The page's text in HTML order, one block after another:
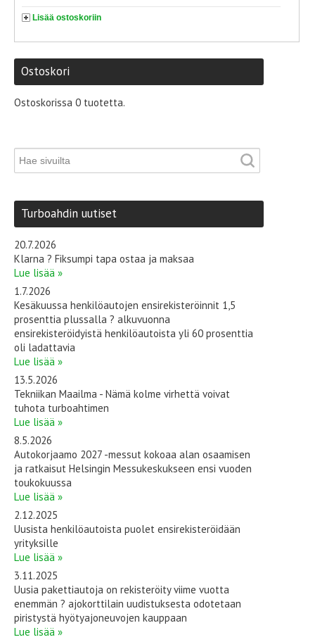
Lisää ostoskoriin
Ostoskori
Ostoskorissa 0 tuotetta.
Turboahdin uutiset
20.7.2026
Klarna ? Fiksumpi tapa ostaa ja maksaa
Lue lisää »
1.7.2026
Kesäkuussa henkilöautojen ensirekisteröinnit 1,5
prosenttia plussalla ? alkuvuonna
ensirekisteröidyistä henkilöautoista yli 60 prosenttia
oli ladattavia
Lue lisää »
13.5.2026
Tekniikan Maailma - Nämä kolme virhettä voivat
tuhota turboahtimen
Lue lisää »
8.5.2026
Autokorjaamo 2027 -messut kokoaa alan osaamisen
ja ratkaisut Helsingin Messukeskukseen ensi vuoden
toukokuussa
Lue lisää »
2.12.2025
Uusista henkilöautoista puolet ensirekisteröidään
yrityksille
Lue lisää »
3.11.2025
Uusia pakettiautoja on rekisteröity viime vuotta
enemmän ? ajokorttilain uudistuksesta odotetaan
piristystä hyötyajoneuvojen kauppaan
Lue lisää »